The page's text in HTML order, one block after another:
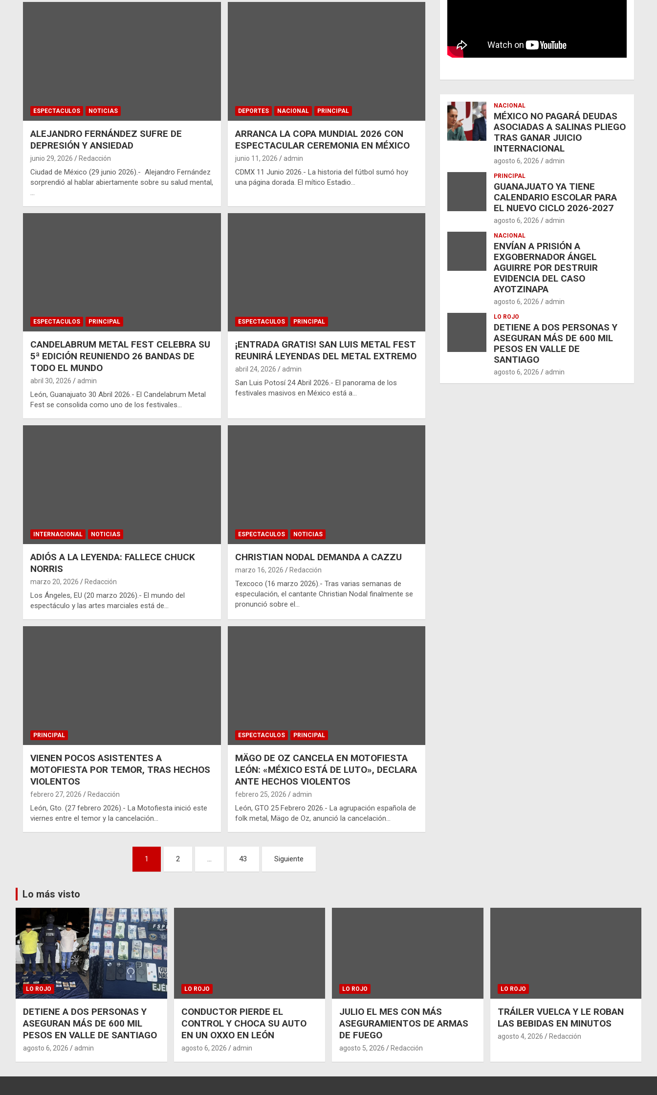
ESPECTACULOS NOTICIAS
ALEJANDRO FERNÁNDEZ SUFRE DE
DEPRESIÓN Y ANSIEDAD
junio 29, 2026 Redacción
Ciudad de México (29 junio 2026).- Alejandro Fernández
sorprendió al hablar abiertamente sobre su salud mental,
DEPORTES NACIONAL PRINCIPAL
ARRANCA LA COPA MUNDIAL 2026 CON
ESPECTACULAR CEREMONIA EN MÉXICO
junio 11, 2026 admin
CDMX 11 Junio 2026.- La historia del fútbol sumó hoy
una página dorada. El mítico Estadio…
ESPECTACULOS PRINCIPAL
CANDELABRUM METAL FEST CELEBRA SU
5ª EDICIÓN REUNIENDO 26 BANDAS DE
TODO EL MUNDO
abril 30, 2026 admin
León, Guanajuato 30 Abril 2026.- El Candelabrum Metal
Fest se consolida como uno de los festivales…
ESPECTACULOS PRINCIPAL
¡ENTRADA GRATIS! SAN LUIS METAL FEST
REUNIRÁ LEYENDAS DEL METAL EXTREMO
abril 24, 2026 admin
San Luis Potosí 24 Abril 2026.- El panorama de los
festivales masivos en México está a…
INTERNACIONAL NOTICIAS
ADIÓS A LA LEYENDA: FALLECE CHUCK
NORRIS
marzo 20, 2026 Redacción
Los Ángeles, EU (20 marzo 2026).- El mundo del
espectáculo y las artes marciales está de…
ESPECTACULOS NOTICIAS
CHRISTIAN NODAL DEMANDA A CAZZU
marzo 16, 2026 Redacción
Texcoco (16 marzo 2026).- Tras varias semanas de
especulación, el cantante Christian Nodal finalmente se
pronunció sobre el…
PRINCIPAL
VIENEN POCOS ASISTENTES A
MOTOFIESTA POR TEMOR, TRAS HECHOS
VIOLENTOS
febrero 27, 2026 Redacción
León, Gto. (27 febrero 2026).- La Motofiesta inició este
viernes entre el temor y la cancelación…
ESPECTACULOS PRINCIPAL
MÄGO DE OZ CANCELA EN MOTOFIESTA
LEÓN: «MÉXICO ESTÁ DE LUTO», DECLARA
ANTE HECHOS VIOLENTOS
febrero 25, 2026 admin
León, GTO 25 Febrero 2026.- La agrupación española de
folk metal, Mägo de Oz, anunció la cancelación…
entradas
1 2 … 43 Siguiente
NACIONAL
MÉXICO NO PAGARÁ DEUDAS
ASOCIADAS A SALINAS PLIEGO
TRAS GANAR JUICIO
INTERNACIONAL
agosto 6, 2026 admin
PRINCIPAL
GUANAJUATO YA TIENE
CALENDARIO ESCOLAR PARA
EL NUEVO CICLO 2026-2027
agosto 6, 2026 admin
NACIONAL
ENVÍAN A PRISIÓN A
EXGOBERNADOR ÁNGEL
AGUIRRE POR DESTRUIR
EVIDENCIA DEL CASO
AYOTZINAPA
agosto 6, 2026 admin
LO ROJO
DETIENE A DOS PERSONAS Y
ASEGURAN MÁS DE 600 MIL
PESOS EN VALLE DE
SANTIAGO
agosto 6, 2026 admin
Lo más visto
LO ROJO
DETIENE A DOS PERSONAS Y
ASEGURAN MÁS DE 600 MIL
PESOS EN VALLE DE SANTIAGO
agosto 6, 2026 admin
LO ROJO
CONDUCTOR PIERDE EL
CONTROL Y CHOCA SU AUTO
EN UN OXXO EN LEÓN
agosto 6, 2026 admin
LO ROJO
JULIO EL MES CON MÁS
ASEGURAMIENTOS DE ARMAS
DE FUEGO
agosto 5, 2026 Redacción
LO ROJO
TRÁILER VUELCA Y LE ROBAN
LAS BEBIDAS EN MINUTOS
agosto 4, 2026 Redacción